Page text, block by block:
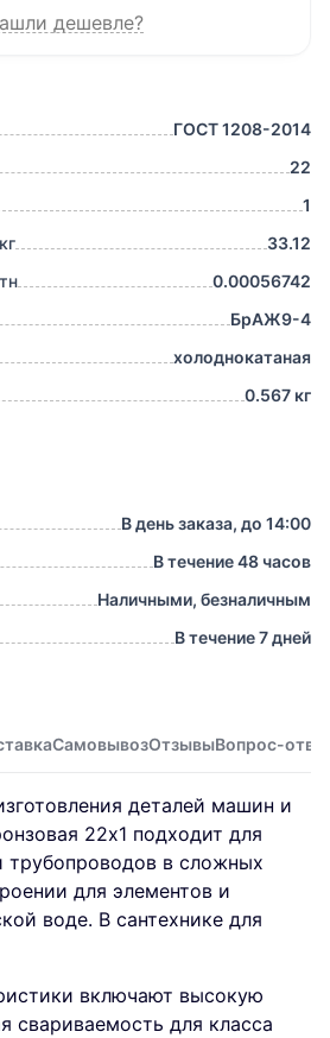
ГОСТ 1208-2014
22
1
33.12
0.00056742
БрАЖ9-4
холоднокатаная
0.567 кг
В день заказа, до 14:00
В течение 48 часов
Наличными, безналичным
В течение 7 дней
дешевле?
СамовывозОтзывыВопрос-
деталей машин и
22х1 подходит для
трубопроводов в сложных
для элементов и
воде. В сантехнике для
включают высокую
свариваемость для класса